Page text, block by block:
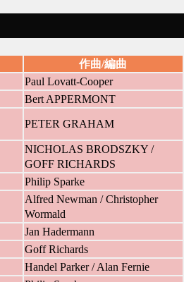
作曲/編曲
Paul Lovatt-Cooper
Bert APPERMONT
PETER GRAHAM
NICHOLAS BRODSZKY /
GOFF RICHARDS
Philip Sparke
Alfred Newman / Christopher
Wormald
Jan Hadermann
Goff Richards
Handel Parker / Alan Fernie